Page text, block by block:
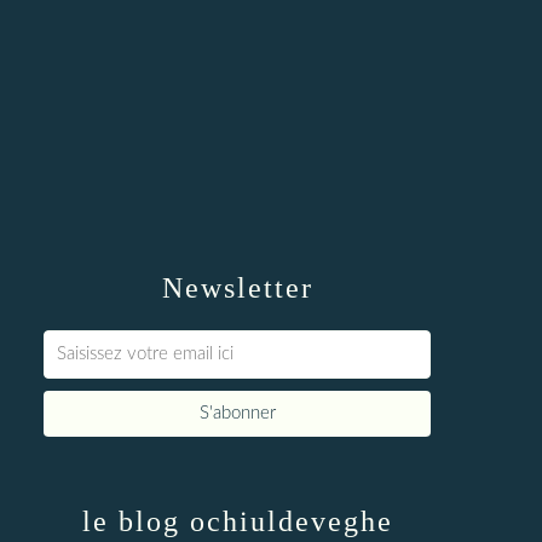
Newsletter
le blog ochiuldeveghe